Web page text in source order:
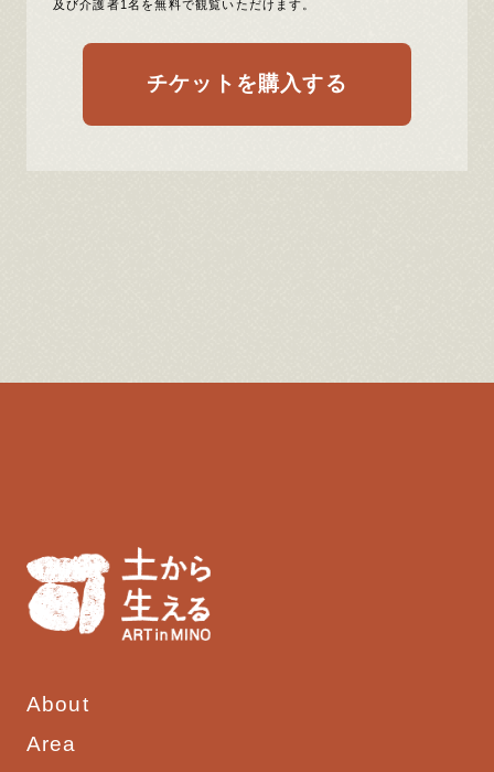
及び介護者1名を無料で観覧いただけます。
チケットを購入する
About
Area